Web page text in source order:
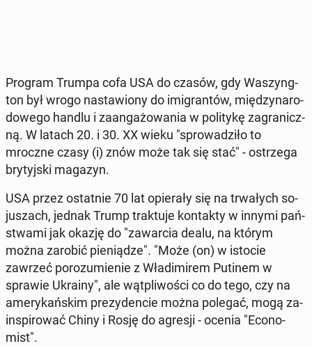
Program Trumpa cofa USA do czasów, gdy Wa­szyng­
ton był wrogo na­sta­wio­ny do imi­gran­tów, mię­dzy­na­ro­
do­we­go handlu i za­an­ga­żo­wa­nia w po­li­ty­kę za­gra­nicz­
ną. W latach 20. i 30. XX wieku "spro­wa­dzi­ło to
mroczne czasy (i) znów może tak się stać" - ostrze­ga
bry­tyj­ski magazyn.
USA przez ostat­nie 70 lat opie­ra­ły się na trwa­łych so­
ju­szach, jednak Trump trak­tu­je kon­tak­ty w innymi pań­
stwa­mi jak okazję do "za­war­cia dealu, na którym
można zarobić pie­nią­dze". "Może (on) w istocie
zawrzeć po­ro­zu­mie­nie z Wła­di­mi­rem Putinem w
sprawie Ukrainy", ale wąt­pli­wo­ści co do tego, czy na
ame­ry­kań­skim pre­zy­den­cie można polegać, mogą za­
in­spi­ro­wać Chiny i Rosję do agresji - ocenia "Eco­no­
mist".